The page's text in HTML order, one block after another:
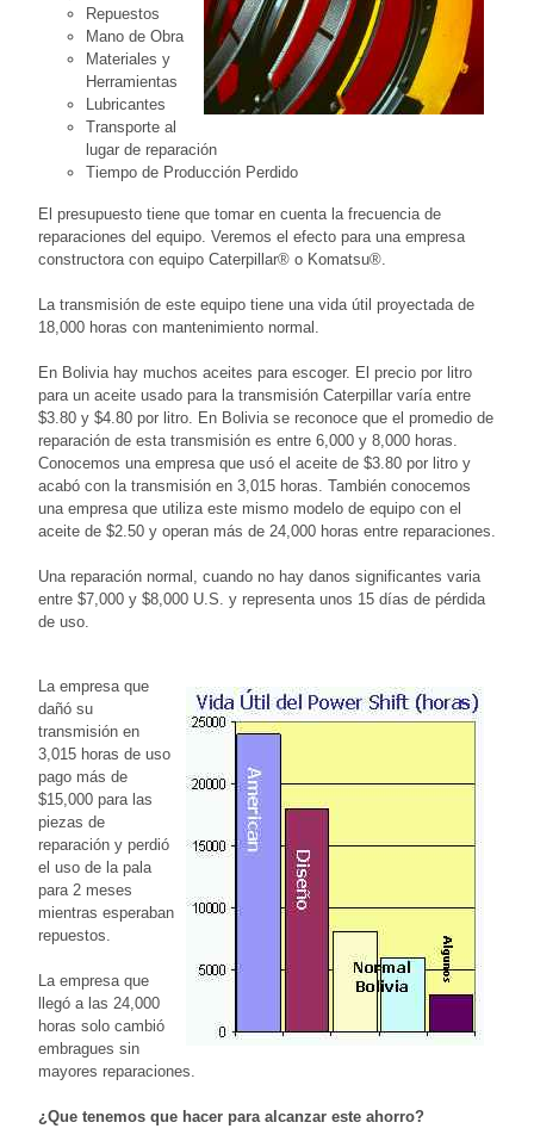
Repuestos
Mano de Obra
Materiales y
Herramientas
Lubricantes
Transporte al
lugar de reparación
Tiempo de Producción Perdido
El presupuesto tiene que tomar en cuenta la frecuencia de
reparaciones del equipo. Veremos el efecto para una empresa
constructora con equipo Caterpillar® o Komatsu®.
La transmisión de este equipo tiene una vida útil proyectada de
18,000 horas con mantenimiento normal.
En Bolivia hay muchos aceites para escoger. El precio por litro
para un aceite usado para la transmisión Caterpillar varía entre
$3.80 y $4.80 por litro. En Bolivia se reconoce que el promedio de
reparación de esta transmisión es entre 6,000 y 8,000 horas.
Conocemos una empresa que usó el aceite de $3.80 por litro y
acabó con la transmisión en 3,015 horas. También conocemos
una empresa que utiliza este mismo modelo de equipo con el
aceite de $2.50 y operan más de 24,000 horas entre reparaciones.
Una reparación normal, cuando no hay danos significantes varia
entre $7,000 y $8,000 U.S. y representa unos 15 días de pérdida
de uso.
La empresa que
dañó su
transmisión en
3,015 horas de uso
pago más de
$15,000 para las
piezas de
reparación y perdió
el uso de la pala
para 2 meses
mientras esperaban
repuestos.
La empresa que
llegó a las 24,000
horas solo cambió
embragues sin
mayores reparaciones.
¿Que tenemos que hacer para alcanzar este ahorro?